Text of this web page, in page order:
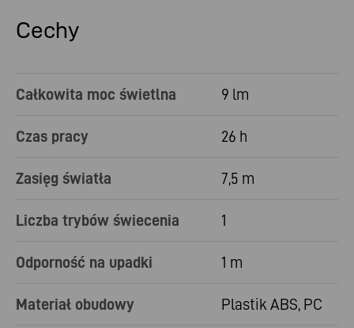
Cechy
Całkowita moc świetlna 9 lm
Czas pracy 26 h
Zasięg światła 7,5 m
Liczba trybów świecenia 1
Odporność na upadki 1 m
Materiał obudowy Plastik ABS, PC